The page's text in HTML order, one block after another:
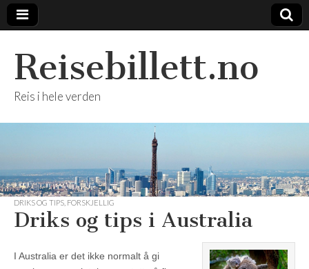
Reisebillett.no
Reis i hele verden
DRIKS OG TIPS FORSKJELLIG
Driks og tips i Australia
I Australia er det ikke normalt å gi